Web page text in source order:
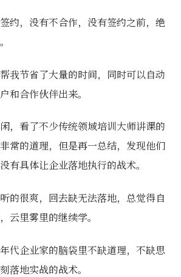
约，没有不合作，没有签约之前，绝
我节省了大量的时间，同时可以自动
和合作伙伴出来。
，看了不少传统领域培训大师讲课的
常的道理，但是再一总结，发现他们
有具体让企业落地执行的战术。
的很爽，回去缺无法落地，总觉得自
云里雾里的继续学。
代企业家的脑袋里不缺道理，不缺思
落地实战的战术。